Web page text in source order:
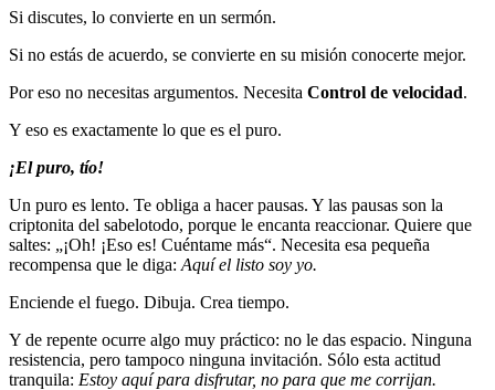
Si discutes, lo convierte en un sermón.
Si no estás de acuerdo, se convierte en su misión conocerte mejor.
Por eso no necesitas argumentos. Necesita Control de velocidad.
Y eso es exactamente lo que es el puro.
¡El puro, tío!
Un puro es lento. Te obliga a hacer pausas. Y las pausas son la
criptonita del sabelotodo, porque le encanta reaccionar. Quiere que
saltes: „¡Oh! ¡Eso es! Cuéntame más“. Necesita esa pequeña
recompensa que le diga: Aquí el listo soy yo.
Enciende el fuego. Dibuja. Crea tiempo.
Y de repente ocurre algo muy práctico: no le das espacio. Ninguna
resistencia, pero tampoco ninguna invitación. Sólo esta actitud
tranquila: Estoy aquí para disfrutar, no para que me corrijan.